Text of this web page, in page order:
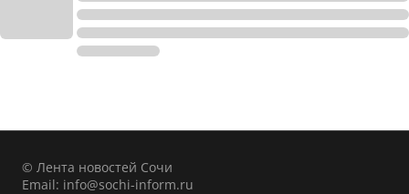
© Лента новостей Сочи
Email: info@sochi-inform.ru